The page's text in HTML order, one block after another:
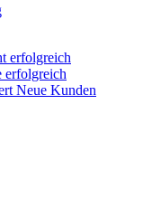
erfolgreich
erfolgreich
Neue Kunden